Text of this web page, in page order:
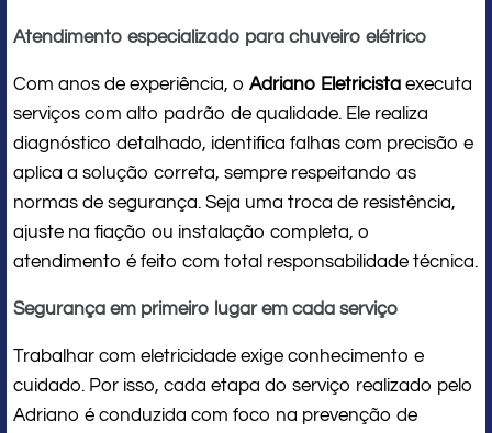
Atendimento especializado para chuveiro elétrico
Com anos de experiência, o Adriano Eletricista executa
serviços com alto padrão de qualidade. Ele realiza
diagnóstico detalhado, identifica falhas com precisão e
aplica a solução correta, sempre respeitando as
normas de segurança. Seja uma troca de resistência,
ajuste na fiação ou instalação completa, o
atendimento é feito com total responsabilidade técnica.
Segurança em primeiro lugar em cada serviço
Trabalhar com eletricidade exige conhecimento e
cuidado. Por isso, cada etapa do serviço realizado pelo
Adriano é conduzida com foco na prevenção de